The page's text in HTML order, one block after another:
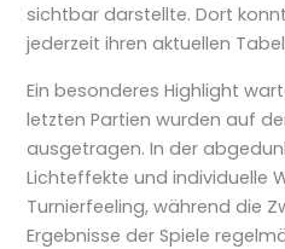
sichtbar darstellte. Dort
jederzeit ihren aktuellen
Ein besonderes Highlight
letzten Partien wurden auf
ausgetragen. In der
Lichteffekte und individuelle
Turnierfeeling, während die
Ergebnisse der Spiele